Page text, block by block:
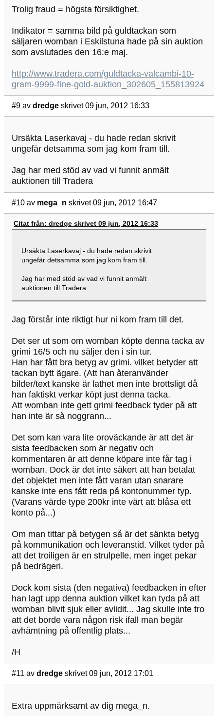
Trolig fraud = högsta försiktighet.
Indikator = samma bild på guldtackan som
säljaren womban i Eskilstuna hade på sin auktion
som avslutades den 16:e maj.
http://www.tradera.com/guldtacka-valcambi-10-
gram-9999-fine-gold-auktion_302605_155813924
#9 av dredge skrivet 09 jun, 2012 16:33
Ursäkta Laserkavaj - du hade redan skrivit
ungefär detsamma som jag kom fram till.
Jag har med stöd av vad vi funnit anmält
auktionen till Tradera
#10 av mega_n skrivet 09 jun, 2012 16:47
Citat från: dredge skrivet 09 jun, 2012 16:33
Ursäkta Laserkavaj - du hade redan skrivit
ungefär detsamma som jag kom fram till.
Jag har med stöd av vad vi funnit anmält
auktionen till Tradera
Jag förstår inte riktigt hur ni kom fram till det.
Det ser ut som om womban köpte denna tacka av
grimi 16/5 och nu säljer den i sin tur.
Han har fått bra betyg av grimi. vilket betyder att
tackan bytt ägare. (Att han återanvänder
bilder/text kanske är lathet men inte brottsligt då
han faktiskt verkar köpt just denna tacka.
Att womban inte gett grimi feedback tyder på att
han inte är så noggrann...
Det som kan vara lite oroväckande är att det är
sista feedbacken som är negativ och
kommentaren är att denne köpare inte får tag i
womban. Dock är det inte säkert att han betalat
det objektet men inte fått varan utan snarare
kanske inte ens fått reda på kontonummer typ.
(Varans värde type 200kr inte värt att blåsa ett
konto på...)
Om man tittar på betygen så är det sänkta betyg
på kommunikation och leveranstid. Vilket tyder på
att det troiligen är en strulpelle, men inget pekar
på bedrägeri.
Dock kom sista (den negativa) feedbacken in efter
han lagt upp denna auktion vilket kan tyda på att
womban blivit sjuk eller avlidit... Jag skulle inte tro
att det borde vara någon risk ifall man begär
avhämtning på offentlig plats...
/H
#11 av dredge skrivet 09 jun, 2012 17:01
Extra uppmärksamt av dig mega_n.